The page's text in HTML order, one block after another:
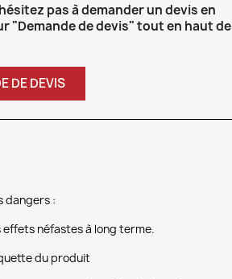
pas à demander un devis en
"Demande de devis" tout en haut de
DE DEVIS
dangers :
effets néfastes à long terme.
du produit